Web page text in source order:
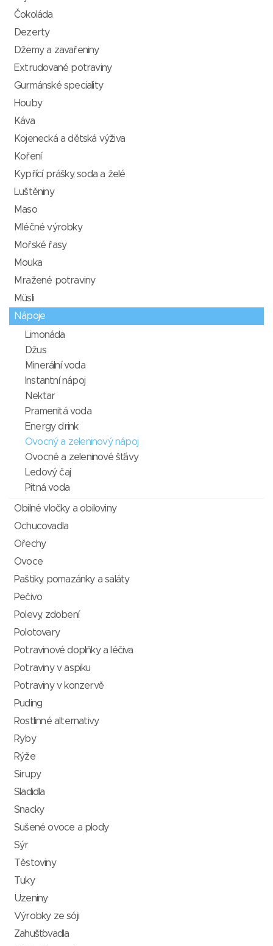
Čokoláda
Dezerty
Džemy a zavařeniny
Extrudované potraviny
Gurmánské speciality
Houby
Káva
Kojenecká a dětská výživa
Koření
Kypřící prášky, soda a želé
Luštěniny
Maso
Mléčné výrobky
Mořské řasy
Mouka
Mražené potraviny
Müsli
Nápoje
Limonáda
Džus
Minerální voda
Instantní nápoj
Nektar
Pramenitá voda
Energy drink
Ovocný a zeleninový nápoj
Ovocné a zeleninové šťávy
Ledový čaj
Pitná voda
Obilné vločky a obiloviny
Ochucovadla
Ořechy
Ovoce
Paštiky, pomazánky a saláty
Pečivo
Polevy, zdobení
Polotovary
Potravinové doplňky a léčiva
Potraviny v aspiku
Potraviny v konzervě
Puding
Rostlinné alternativy
Ryby
Rýže
Sirupy
Sladidla
Snacky
Sušené ovoce a plody
Sýr
Těstoviny
Tuky
Uzeniny
Výrobky ze sóji
Zahušťovadla